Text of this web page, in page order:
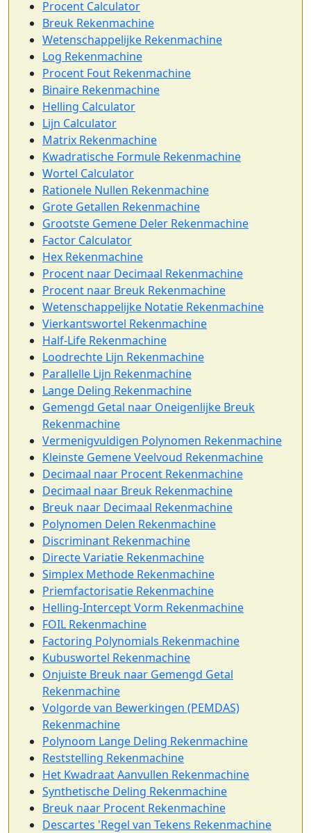
Procent Calculator
Breuk Rekenmachine
Wetenschappelijke Rekenmachine
Log Rekenmachine
Procent Fout Rekenmachine
Binaire Rekenmachine
Helling Calculator
Lijn Calculator
Matrix Rekenmachine
Kwadratische Formule Rekenmachine
Wortel Calculator
Rationele Nullen Rekenmachine
Grote Getallen Rekenmachine
Grootste Gemene Deler Rekenmachine
Factor Calculator
Hex Rekenmachine
Procent naar Decimaal Rekenmachine
Procent naar Breuk Rekenmachine
Wetenschappelijke Notatie Rekenmachine
Vierkantswortel Rekenmachine
Half-Life Rekenmachine
Loodrechte Lijn Rekenmachine
Parallelle Lijn Rekenmachine
Lange Deling Rekenmachine
Gemengd Getal naar Oneigenlijke Breuk
Rekenmachine
Vermenigvuldigen Polynomen Rekenmachine
Kleinste Gemene Veelvoud Rekenmachine
Decimaal naar Procent Rekenmachine
Decimaal naar Breuk Rekenmachine
Breuk naar Decimaal Rekenmachine
Polynomen Delen Rekenmachine
Discriminant Rekenmachine
Directe Variatie Rekenmachine
Simplex Methode Rekenmachine
Priemfactorisatie Rekenmachine
Helling-Intercept Vorm Rekenmachine
FOIL Rekenmachine
Factoring Polynomials Rekenmachine
Kubuswortel Rekenmachine
Onjuiste Breuk naar Gemengd Getal
Rekenmachine
Volgorde van Bewerkingen (PEMDAS)
Rekenmachine
Polynoom Lange Deling Rekenmachine
Reststelling Rekenmachine
Het Kwadraat Aanvullen Rekenmachine
Synthetische Deling Rekenmachine
Breuk naar Procent Rekenmachine
Descartes 'Regel van Tekens Rekenmachine